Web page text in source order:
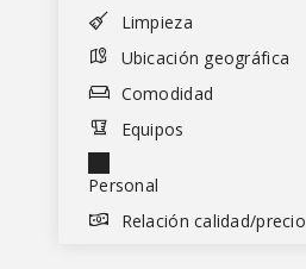
Limpieza
Ubicación geográfica
Comodidad
Equipos
Personal
Relación calidad/precio